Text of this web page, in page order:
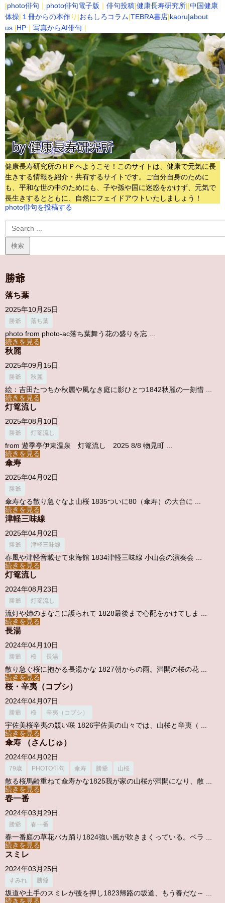
|photo俳句 ｜ photo俳句電子版 ｜ 俳句投稿|健康長寿研究所||中国健康
体操| １冊からの本作り|おもしろコラム|TEBRA書店|kaoru|about
us |HP ｜ 写真からAI俳句 ｜
健康長寿研究所のＨＰへようこそ！このサイトは、健康で元気に長
生きする情報を紹介・共有するサイトです。 ご自分自身のために
も、平和な世の中のためにも、子や孫や国に迷惑をかけず、元気で
長生きするとともに、自然にフェイドアウトいたしましょう！
photo俳句を投稿する
勝爺
落ち葉
2025年10月25日
勝爺 落ち葉
photo from photo-ac落ち葉舞う花の盛りを忘 ...
続きを見る
秋麗
2025年09月15日
勝爺 秋麗
絵：吉田たつちか秋麗や風なき庭に影ひとつ1842秋麗の一刻惜 ...
続きを見る
灯篭流し
2025年08月10日
勝爺 灯篭流し
from 遊季亭伊東温泉 灯篭流し 2025 8/8 物見町 ...
続きを見る
傘寿
2025年04月02日
勝爺
傘寿なる散り急ぐなよ山桜 1835ついに80（傘寿）の大台に ...
続きを見る
津軽三味線
2025年04月02日
勝爺 津軽三味線
春風や津軽音載せて東海館 1834津軽三味線 小山会の演奏会 ...
続きを見る
灯篭流し
2024年08月23日
勝爺 灯篭流し
流灯や姉のまなこに護られて 1828最後まで心配をかけてしま ...
続きを見る
長湯
2024年04月10日
勝爺 桜 長湯
散り急ぐ桜に抱かる長湯かな 1827朝からの雨。満開の桜の花 ...
続きを見る
桜・辛夷（コブシ）
2024年04月07日
勝爺 桜 辛夷（コブシ）
宇佐美桜辛夷の競い咲 1826宇佐美の山々では、山桜と辛夷（ ...
続きを見る
傘寿 （さんじゅ）
2024年04月02日
79歳 PHOTO俳句 傘寿 勝爺 山桜
散る桜馬齢重ねて傘寿かな1825我が家の山桜が満開になり、散 ...
続きを見る
春一番
2024年03月29日
勝爺 春一番
春一番庭の草花バカ踊り1824強い風が吹きまくっている。ベラ ...
続きを見る
スミレ
2024年03月25日
すみれ 勝爺
坂道や土手のスミレが後を押し1823帰路の坂道、もう春だな～ ...
続きを見る